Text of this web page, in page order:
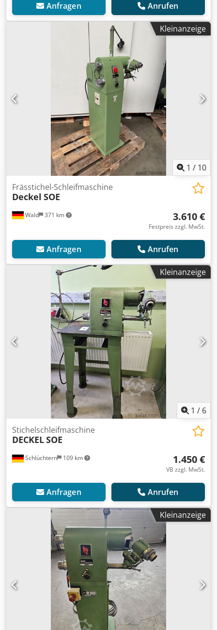
Anfragen Anrufen
Kleinanzeige
1 / 10
Wald 371 km
Frässtichel-Schleifmaschine
Deckel SOE
3.610 €
Festpreis zzgl. MwSt.
Anfragen Anrufen
Kleinanzeige
1 / 6
Schlüchtern 109 km
Stichelschleifmaschine
DECKELSOE
1.450 €
VB zzgl. MwSt.
Anfragen Anrufen
Kleinanzeige